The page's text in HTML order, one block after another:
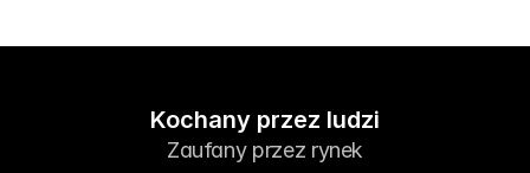
Kochany przez ludzi
Zaufany przez rynek